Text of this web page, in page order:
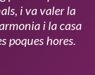
i va valer la
i la casa
poques hores.